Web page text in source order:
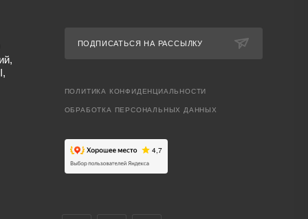
ПОДПИСАТЬСЯ НА РАССЫЛКУ
ПОЛИТИКА КОНФИДЕНЦИАЛЬНОСТИ
ОБРАБОТКА ПЕРСОНАЛЬНЫХ ДАННЫХ